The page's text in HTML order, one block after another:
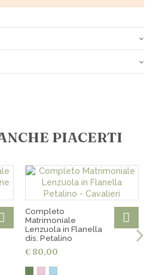
superiori a € 200,00
PIACERTI
Completo
Matrimoniale
Lenzuola in Flanella
dis. Petalino
€ 80,00